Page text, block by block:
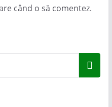
când o să comentez.